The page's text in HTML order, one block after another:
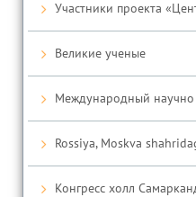
Участники проекта
Великие ученые
Международный научно
Rossiya, Moskva
Конгресс холл